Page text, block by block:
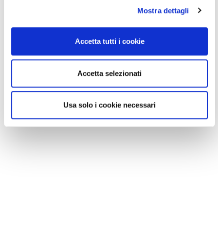
Mostra dettagli
Accetta tutti i cookie
Accetta selezionati
Usa solo i cookie necessari